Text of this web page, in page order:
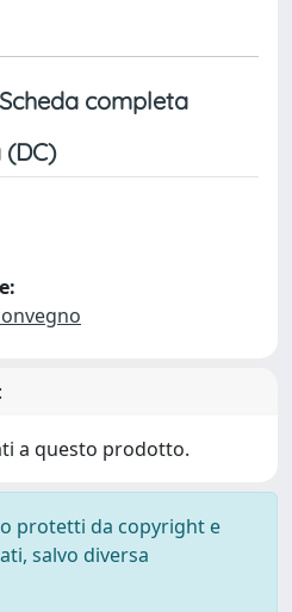
Scheda completa
a questo prodotto.
protetti da copyright e
salvo diversa